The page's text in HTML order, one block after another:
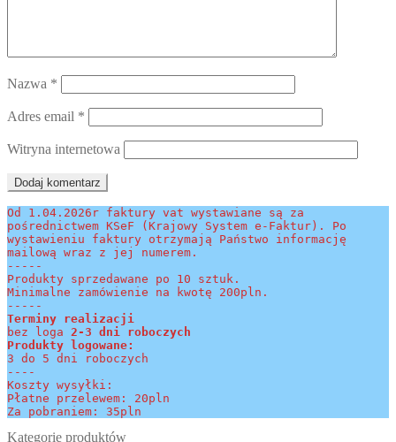
Nazwa *
Adres email *
Witryna internetowa
Od 1.04.2026r faktury vat wystawiane są za
pośrednictwem KSeF (Krajowy System e-Faktur). Po
wystawieniu faktury otrzymają Państwo informację
mailową wraz z jej numerem.
-----
Produkty sprzedawane po 10 sztuk.
Minimalne zamówienie na kwotę 200pln.
-----
Terminy realizacji
bez loga 2-3 dni roboczych
Produkty logowane:
3 do 5 dni roboczych
----
Koszty wysyłki:
Płatne przelewem: 20pln
Za pobraniem: 35pln
Kategorie produktów